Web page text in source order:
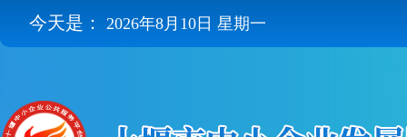
今天是： 2026年8月10日 星期一